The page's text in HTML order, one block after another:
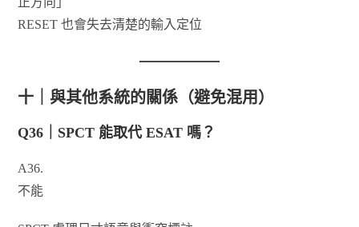
RESET 也會失去清楚的輸入定位
十｜與其他系統的關係（避免混用）
Q36｜SPCT 能取代 ESAT 嗎？
A36.
不能